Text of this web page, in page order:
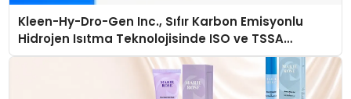
Kleen-Hy-Dro-Gen Inc., Sıfır Karbon Emisyonlu
Hidrojen Isıtma Teknolojisinde ISO ve TSSA
Düzenleyici Onaylarını Aldı